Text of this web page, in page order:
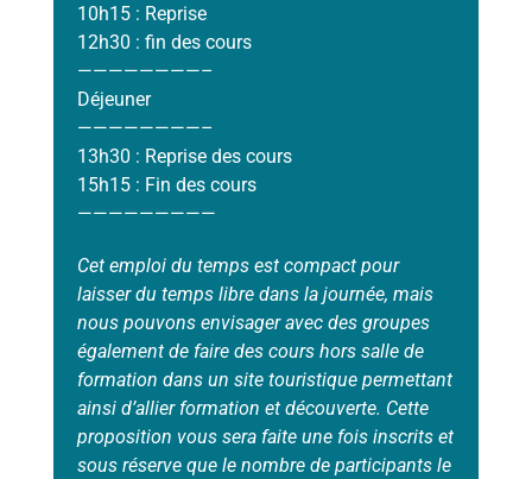
10h15 : Reprise
12h30 : fin des cours
————————–
Déjeuner
————————–
13h30 : Reprise des cours
15h15 : Fin des cours
—————————
Cet emploi du temps est compact pour
laisser du temps libre dans la journée, mais
nous pouvons envisager avec des groupes
également de faire des cours hors salle de
formation dans un site touristique permettant
ainsi d’allier formation et découverte. Cette
proposition vous sera faite une fois inscrits et
sous réserve que le nombre de participants le